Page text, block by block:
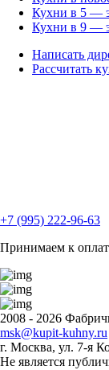
Кухни в 5 —
Кухни в 9 —
Написать
Рассчитать
+7 (995) 222-96-63
Принимаем к
2008 - 2026
msk@kupit-kuhny.ru
г. Москва, ул. 7-я
Не является